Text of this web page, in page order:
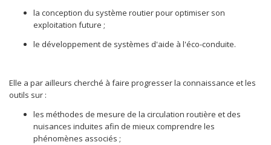
la conception du système routier pour optimiser son
exploitation future ;
le développement de systèmes d'aide à l'éco-conduite.
Elle a par ailleurs cherché à faire progresser la connaissance et les
outils sur :
les méthodes de mesure de la circulation routière et des
nuisances induites afin de mieux comprendre les
phénomènes associés ;